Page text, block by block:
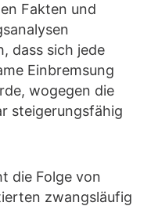
Fakten und
dass sich jede
Einbremsung
wogegen die
steigerungsfähig
die Folge von
zwangsläufig